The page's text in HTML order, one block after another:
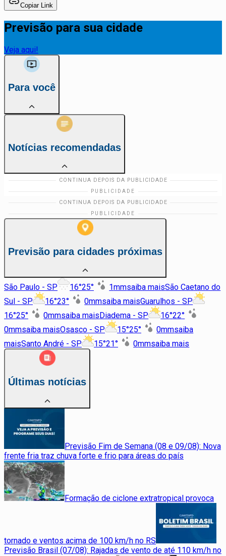
Copiar Link
Previsão para sua cidade
Veja aqui!
Para você
Notícias recomendadas
Previsão para cidades próximas
São Paulo - SP 16°25° 1mmsaiba maisSão Caetano do
Sul - SP
16°23° 0mmsaiba maisGuarulhos - SP
16°25° 0mmsaiba mais Diadema - SP 16°22°
0mmsaiba maisOsasco - SP 15°25° 0mmsaiba
maisSanto André - SP 15°21° 0mmsaiba mais
Últimas notícias
Previsão Fim de Semana (08 e 09/08): Nova
frente fria traz chuva forte e frio para áreas do país
Formação de ciclone extratropical provoca
tornado e ventos acima de 100 km/h no RS
Previsão Brasil (07/08): Rajadas de vento de até 110 km/h no